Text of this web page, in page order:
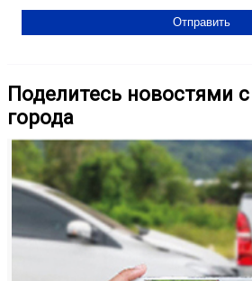
Поделитесь новостями
города